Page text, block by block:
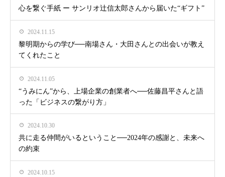
心を繋ぐ手紙 ー サンリオ辻信太郎さんから届いた“ギフト”
2024.11.15
黎明期からの学び──南場さん・大田さんとの出会いが教え
てくれたこと
2024.11.05
“うみにん”から、上場企業の創業者へ──佐藤昌平さんと語
った「ビジネスの繋がり方」
2024.10.30
共に走る仲間がいるということ──2024年の感謝と、未来へ
の約束
2024.10.15